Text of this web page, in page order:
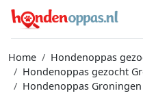
Home
Hondenoppas
Hondenoppas gezocht
Hondenoppas